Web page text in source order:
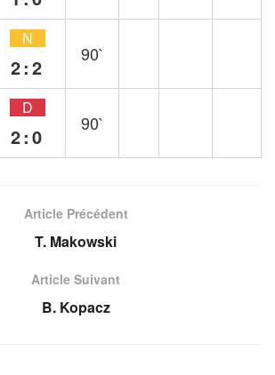
N
2:2
90`
D
2:0
90`
Article Précédent
T. Makowski
Article Suivant
B. Kopacz